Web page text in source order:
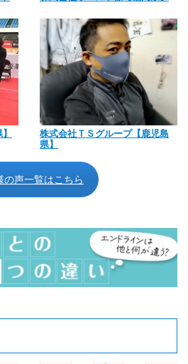
株式会社ＴＳグループ【鹿児島
県】
の声一覧はこちら